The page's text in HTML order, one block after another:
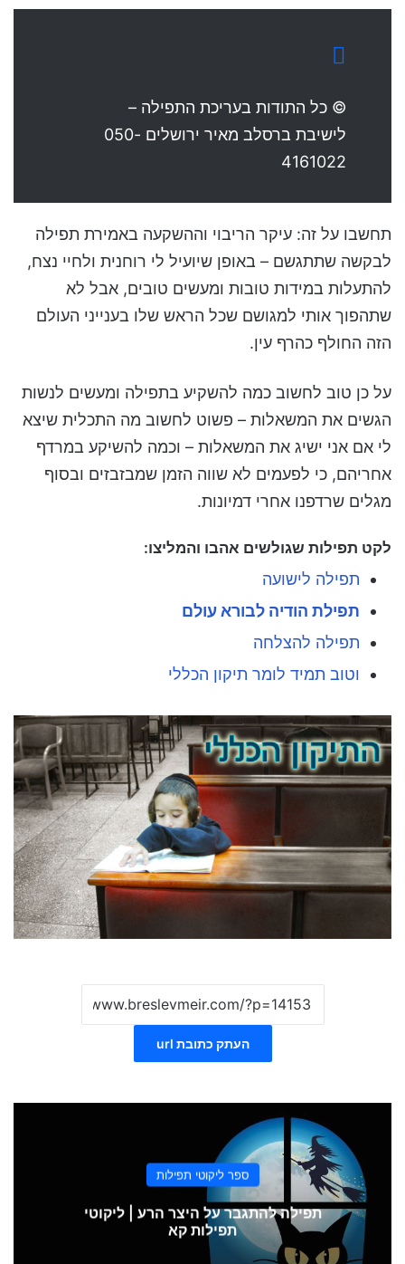
© כל התודות בעריכת התפילה –
לישיבת ברסלב מאיר ירושלים 050-
4161022
תחשבו על זה: עיקר הריבוי וההשקעה באמירת תפילה
לבקשה שתתגשם – באופן שיועיל לי רוחנית ולחיי נצח,
להתעלות במידות טובות ומעשים טובים, אבל לא
שתהפוך אותי למגושם שכל הראש שלו בענייני העולם
הזה החולף כהרף עין.
על כן טוב לחשוב כמה להשקיע בתפילה ומעשים לנשות
הגשים את המשאלות – פשוט לחשוב מה התכלית שיצא
לי אם אני ישיג את המשאלות – וכמה להשיקע במרדף
אחריהם, כי לפעמים לא שווה הזמן שמבזבזים ובסוף
מגלים שרדפנו אחרי דמיונות.
לקט תפילות שגולשים אהבו והמליצו:
תפילה לישועה
תפילת הודיה לבורא עולם
תפילה להצלחה
וטוב תמיד לומר תיקון הכללי
העתק כתובת url
ספר ליקוטי תפילות
תפילה להתגבר על היצר הרע | ליקוטי
תפילות קא